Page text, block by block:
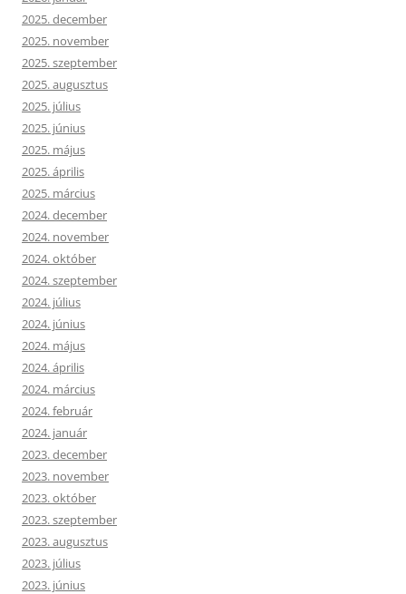
2025. december
2025. november
2025. szeptember
2025. augusztus
2025. július
2025. június
2025. május
2025. április
2025. március
2024. december
2024. november
2024. október
2024. szeptember
2024. július
2024. június
2024. május
2024. április
2024. március
2024. február
2024. január
2023. december
2023. november
2023. október
2023. szeptember
2023. augusztus
2023. július
2023. június